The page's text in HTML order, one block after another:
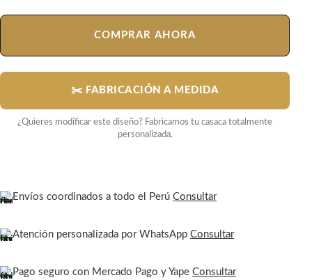
COMPRAR AHORA
✂️ FABRICACIÓN A MEDIDA
¿Quieres modificar este diseño? Fabricamos tu casaca totalmente
personalizada.
Envíos coordinados a todo el Perú Consultar
Atención personalizada por WhatsApp Consultar
Pago seguro con Mercado Pago y Yape Consultar